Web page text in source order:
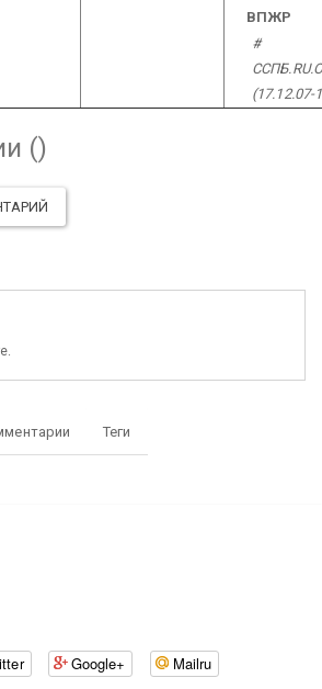
ВПЖР
#
(17.12.07-
()
Теги
Google+ Mailru